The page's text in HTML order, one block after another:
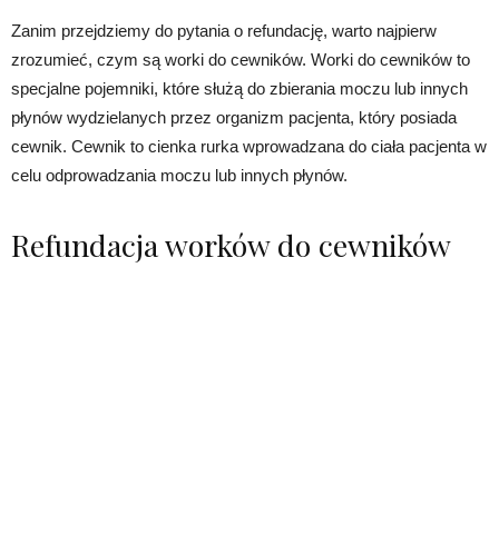
Zanim przejdziemy do pytania o refundację, warto najpierw
zrozumieć, czym są worki do cewników. Worki do cewników to
specjalne pojemniki, które służą do zbierania moczu lub innych
płynów wydzielanych przez organizm pacjenta, który posiada
cewnik. Cewnik to cienka rurka wprowadzana do ciała pacjenta w
celu odprowadzania moczu lub innych płynów.
Refundacja worków do cewników